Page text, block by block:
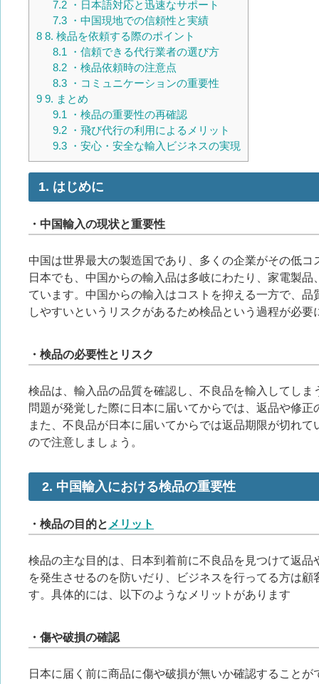
7.2・日本語対応と迅速なサポート
7.3・中国現地での信頼性と実績
8 8. 検品を依頼する際のポイント
8.1 ・信頼できる代行業者の選び方
8.2・検品依頼時の注意点
8.3・コミュニケーションの重要性
9 9. まとめ
9.1 ・検品の重要性の再確認
9.2・飛び代行の利用によるメリット
9.3・安心・安全な輸入ビジネスの実現
1. はじめに
・中国輸入の現状と重要性
中国は世界最大の製造国であり、多くの企業がその低
日本でも、中国からの輸入品は多岐にわたり、家電製
ています。中国からの輸入はコストを抑える一方で、
しやすいというリスクがあるため検品という過程が必要
・検品の必要性とリスク
検品は、輸入品の品質を確認し、不良品を輸入してし
問題が発覚した際に日本に届いてからでは、返品や修
また、不良品が日本に届いてからでは返品期限が切れ
ので注意しましょう。
2. 中国輸入における検品の重要性
・検品の目的と メリット
検品の主な目的は、日本到着前に不良品を見つけて返
を発生させるのを防いだり、ビジネスを行ってる方は
す。具体的には、以下のようなメリットがあります
・傷や破損の確認
日本に届く前に商品に傷や破損が無いか確認することが